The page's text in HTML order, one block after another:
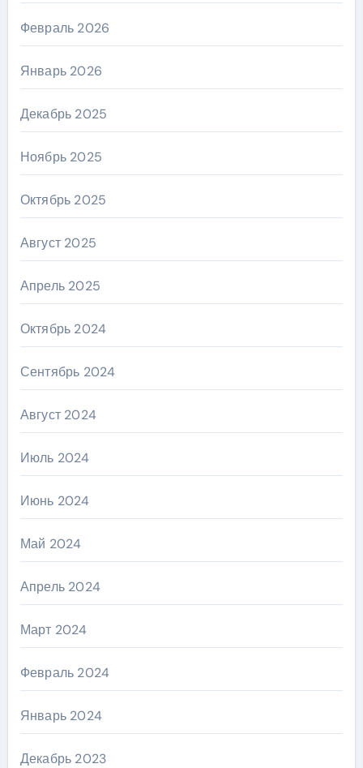
Февраль 2026
Январь 2026
Декабрь 2025
Ноябрь 2025
Октябрь 2025
Август 2025
Апрель 2025
Октябрь 2024
Сентябрь 2024
Август 2024
Июль 2024
Июнь 2024
Май 2024
Апрель 2024
Март 2024
Февраль 2024
Январь 2024
Декабрь 2023